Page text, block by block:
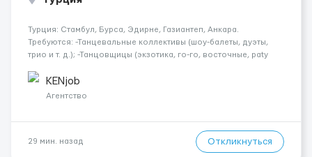
Турция: Стамбул, Бурса, Эдирне, Газиантеп, Анкара.
Требуются: -Танцевальные коллективы (шоу-балеты, дуэты,
трио и т. д.); -Танцовщицы (экзотика, го-го, восточные, paty
языках); -Гимнастки; -Работницы хостесc в кл...
KENjob
Агентство
29 мин. назад Откликнуться